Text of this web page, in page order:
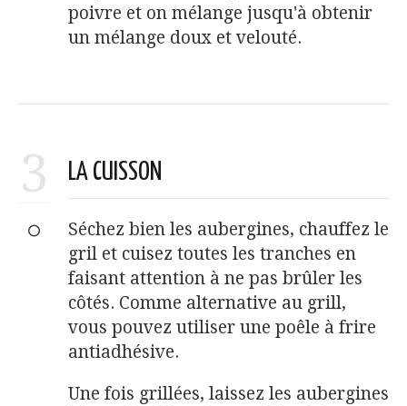
poivre et on mélange jusqu'à obtenir
un mélange doux et velouté.
3 LA CUISSON
Séchez bien les aubergines, chauffez le
gril et cuisez toutes les tranches en
faisant attention à ne pas brûler les
côtés. Comme alternative au grill,
vous pouvez utiliser une poêle à frire
antiadhésive.
Une fois grillées, laissez les aubergines